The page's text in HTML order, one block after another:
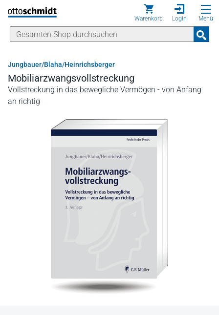
Direkt zum Inhalt
Warenkorb Login Menü
Jungbauer/Blaha/Heinrichsberger
Mobiliarzwangsvollstreckung
Vollstreckung in das bewegliche Vermögen - von Anfang
an richtig